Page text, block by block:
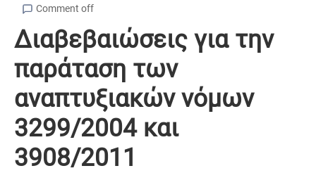
Comment off
Διαβεβαιώσεις για την
παράταση των
αναπτυξιακών νόμων
3299/2004 και
3908/2011